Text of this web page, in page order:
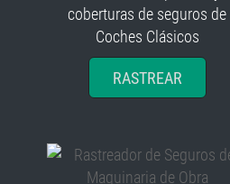
coberturas de seguros de
Coches Clásicos
RASTREAR